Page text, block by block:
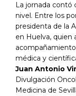
La jornada contó
nivel. Entre los
presidenta de la
en Huelva, quien
médica y
Juan Antonio
Divulgación
Medicina de